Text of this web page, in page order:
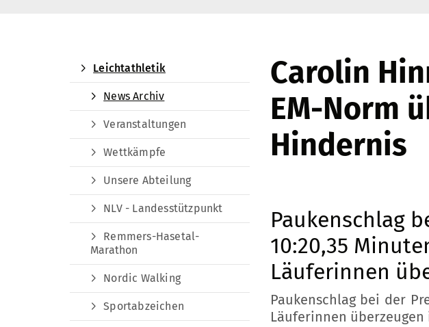
Carolin
EM-Norm
Hindernis
Paukenschlag
10:20,35
Läuferinnen
Paukenschlag bei der
Läuferinnen
Leichtathletik
News Archiv
Veranstaltungen
Wettkämpfe
Unsere Abteilung
NLV - Landesstützpunkt
Remmers-Hasetal-
Marathon
Nordic Walking
Sportabzeichen